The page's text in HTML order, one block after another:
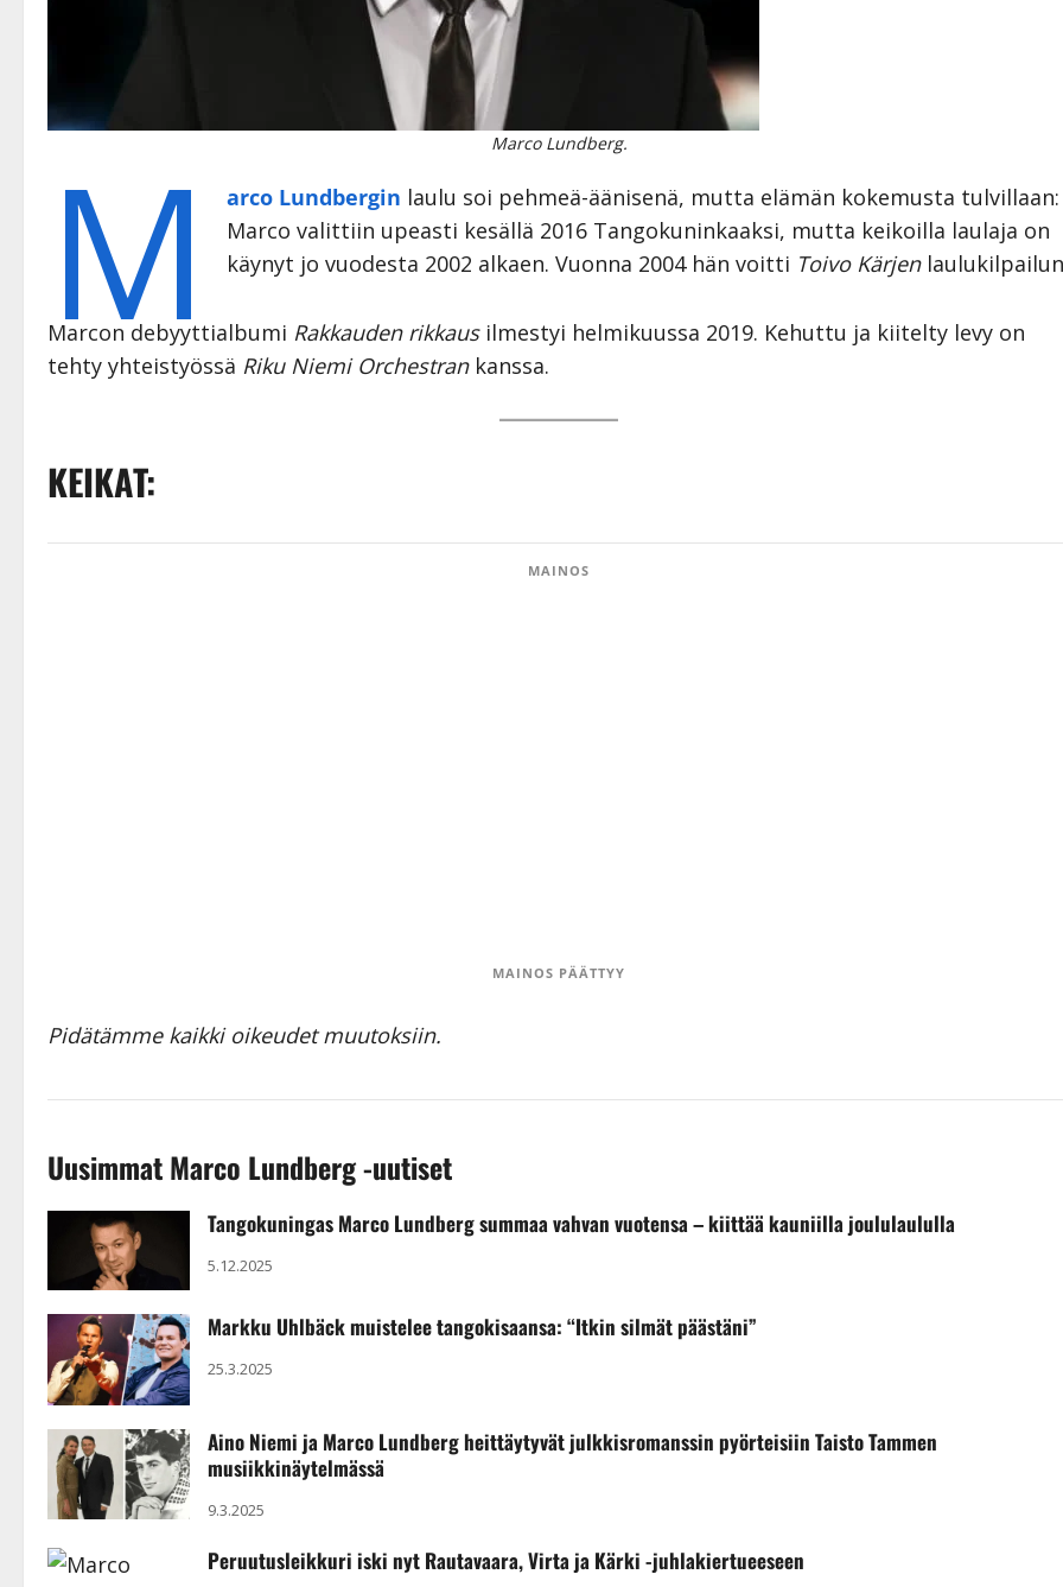
Marco Lundberg.
M arco Lundbergin laulu soi pehmeä-äänisenä, mutta elämän kokemusta tulvillaan:
Marco valittiin upeasti kesällä 2016 Tangokuninkaaksi, mutta keikoilla laulaja on
käynyt jo vuodesta 2002 alkaen. Vuonna 2004 hän voitti Toivo Kärjen
Marcon debyyttialbumi Rakkauden rikkausilmestyi helmikuussa 2019. Kehuttu ja kiitelty levy on
tehty yhteistyössä Riku Niemi Orchestrankanssa.
KEIKAT:
MAINOS
MAINOS PÄÄTTYY
Pidätämme kaikki oikeudet muutoksiin.
Uusimmat Marco Lundberg -uutiset
Tangokuningas Marco Lundberg summaa vahvan vuotensa – kiittää kauniilla joululaululla
5.12.2025
Markku Uhlbäck muistelee tangokisaansa: “Itkin silmät päästäni”
25.3.2025
Aino Niemi ja Marco Lundberg heittäytyvät julkkisromanssin pyörteisiin Taisto Tammen
musiikkinäytelmässä
9.3.2025
Peruutusleikkuri iski nyt Rautavaara, Virta ja Kärki -juhlakiertueeseen